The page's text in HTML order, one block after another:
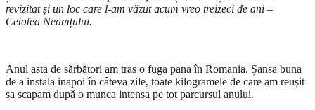
revizitat și un loc care l-am văzut acum vreo treizeci de ani –
Cetatea Neamțului.
Anul asta de sărbători am tras o fuga pana în Romania. Șansa buna
de a instala inapoi în câteva zile, toate kilogramele de care am reușit
sa scapam după o munca intensa pe tot parcursul anului.